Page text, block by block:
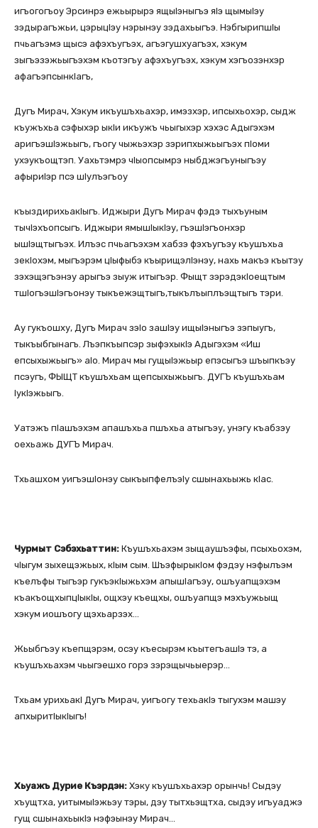
игъогогъоу Эрсинрэ ежьырырэ ящыІэныгъэ яІэ щымыІэу
зэдырагъжьи, цэрыцІэу нэрынэу зэдахьыгъэ. НэбгырипшІы
пчьагъэмэ щысэ афэхъугъэх, агъэгушхуагъэх, хэкум
зыгъэзэжьыгъэхэм къотэгъу афэхъугъэх, хэкум хэгъозэнхэр
афагъэпсынкІагъ,
Дугъ Мирач, Хэкум икъушъхьахэр, имэзхэр, ипсыхьохэр, сыдж
къужъхьа сэфыхэр ыкІи икъужъ чьыгыхэр хэхэс Адыгэхэм
аригъэшІэжьыгъ, гъогу чыжьэхэр зэрипхыжьыгъэх пІоми
ухэукъощтэп. Уахьтэмрэ чІыопсымрэ ныбджэгъуныгъэу
афыриІэр псэ шІулъэгъоу
къыздирихьакІыгъ. Иджыри Дугъ Мирач фэдэ тыхъуным
тычІэхъопсыгъ. Иджыри ямышІыкІэу, гъэшІэгъонхэр
ышІэщтыгъэх. Илъэс пчьагъэхэм хабзэ фэхъугъэу къушъхьа
зекІохэм, мыгъэрэм цІыфыбэ къырищэлІэнэу, нахь макъэ къытэу
зэхэщэгъэнэу арыгъэ зыуж итыгъэр. Фыщт зэрэдэкІоещтым
тшІогъэшІэгъонэу тыкъежэщтыгъ,тыкълъыплъэщтыгъ тэри.
Ау гукъошху, Дугъ Мирач зэІо зашІэу ищыІэныгъэ зэпыугъ,
тыкъыбгынагъ. Лъэпкъыпсэр зыфэхыкІэ Адыгэхэм «Иш
епсыхыжьыгъ» аІо. Мирач мы гущыІэжьыр епэсыгъэ шъыпкъэу
псэугъ, ФЫЩТ къушъхьам щепсыхыжьыгъ. ДУГЪ къушъхьам
ІукІэжьыгъ.
Уатэжъ пІашъэхэм апашъхьа пшъхьа атыгъэу, унэгу къабзэу
оехьажь ДУГЪ Мирач.
Тхьашхом уигъэшІонэу сыкъыпфелъэІу сшынахьыжь кІас.
Чурмыт Сэбэхьаттин: Къушъхьахэм зыщаушъэфы, псыхьохэм,
чІыгум зыхещэжьых, кІым сым. ШъэфырыкІом фэдэу нэфылъэм
къелъфы тыгъэр гукъэкІыжьхэм апышІагъэу, ошъуапщэхэм
къакъощхыпцІыкІы, ощхэу къещхы, ошъуапщэ мэхъужьыщ
хэкум иошъогу щэхьарзэх…
Жьыбгъэу къепщэрэм, осэу къесырэм къытегъашІэ тэ, а
къушъхьахэм чьыгэешхо горэ зэрэщычьыерэр…
Тхьам урихьакІ Дугъ Мирач, уигъогу техьакІэ тыгухэм машэу
апхыритІыкІыгъ!
Хьуажъ Дурие Къэрдэн: Хэку къушъхьахэр орынчь! Сыдэу
хъущтха, уитымыІэжьэу тэры, дэу тытхьэщтха, сыдэу игъуаджэ
гущ сшынахьыкІэ нэфэынэу Мирач…